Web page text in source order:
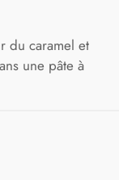
du caramel et
une pâte à